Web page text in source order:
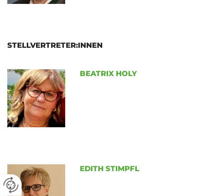
STELLVERTRETER:INNEN
BEATRIX HOLY
EDITH STIMPFL